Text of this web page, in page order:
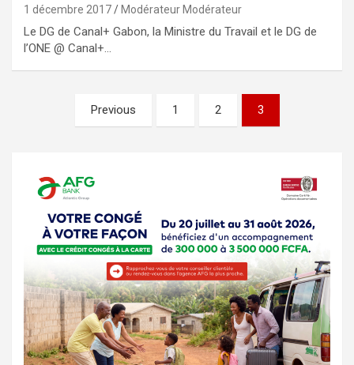
1 décembre 2017 Modérateur Modérateur
Le DG de Canal+ Gabon, la Ministre du Travail et le DG de
l’ONE @ Canal+…
Pagination
Previous 1 2 3